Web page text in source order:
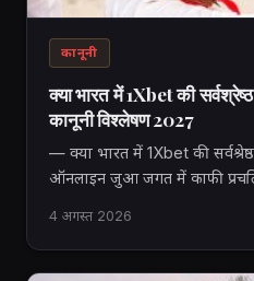
कानूनी
क्या भारत में 1Xbet की सर्वश्रेष्ठ
कानूनी विश्लेषण 2027
— क्या भारत में 1Xbet की
ऑनलाइन जुआ जगत में काफी
4 अगस्त 2026